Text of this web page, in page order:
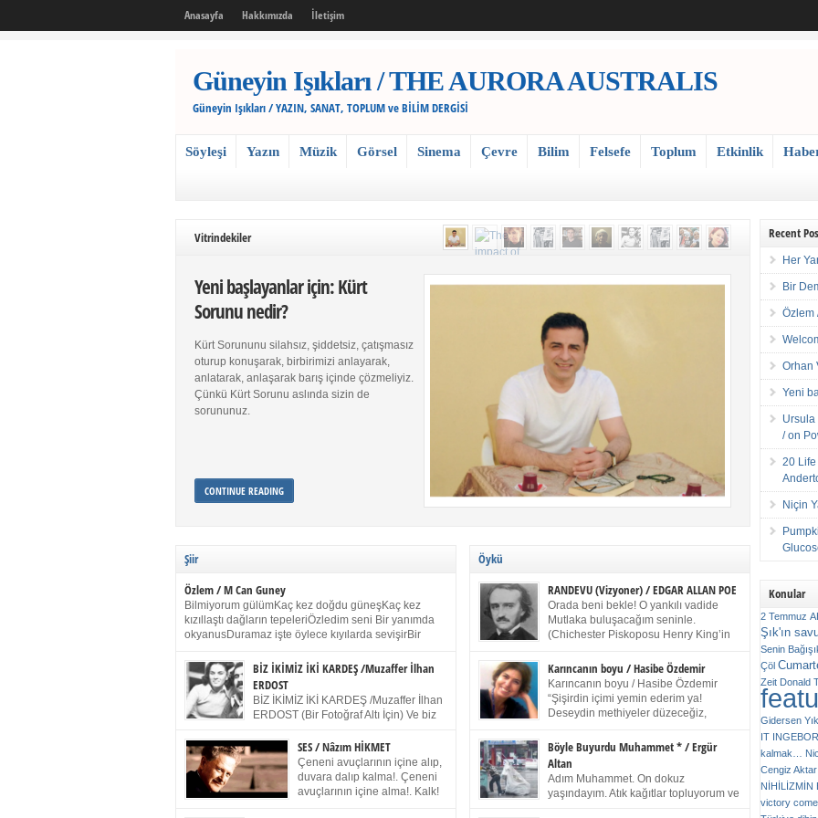
Anasayfa Hakkımızda İletişim
Güneyin Işıkları / THE AURORA AUSTRALIS
Güneyin Işıkları / YAZIN, SANAT, TOPLUM ve BİLİM DERGİSİ
Söyleşi Yazın Müzik Görsel Sinema Çevre Bilim Felsefe Toplum Etkinlik
Vitrindekiler
Yeni başlayanlar için: Kürt
Sorunu nedir?
Kürt Sorununu silahsız, şiddetsiz, çatışmasız
oturup konuşarak, birbirimizi anlayarak,
anlatarak, anlaşarak barış içinde çözmeliyiz.
Çünkü Kürt Sorunu aslında sizin de
sorununuz.
CONTINUE READING
Şiir
Özlem / M Can Guney
Bilmiyorum gülümKaç kez doğdu güneşKaç kez
kızıllaştı dağların tepeleriÖzledim seni Bir yanımda
okyanusDuramaz işte öylece kıyılarda sevişirBir
dururSokulur yalnızlığıma kokun olur Gözlerim bir
buruk gülümsemeDudağımda buğusu
öpüşlerinGeceler boyuÖzledim seni 2004 Haziran
Sydney / Toplumsal Kaynak / Memduh Güney
BİZ İKİMİZ İKİ KARDEŞ /Muzaffer İlhan
ERDOST
BİZ İKİMİZ İKİ KARDEŞ /Muzaffer İlhan
ERDOST (Bir Fotoğraf Altı İçin) Ve biz
Duracağız Fotoğrafımızda durduğumuz gibi Benim
ellerimde kelepçe Yüzümde yapay bir gülüş
(Kelepçeyi yadırgamanın gülüşü belki İlk kez olduğu
için Sonra alıştım Ve unuttum sonra kelepçeyi
SES / Nâzım HİKMET
Çeneni avuçlarının içine alıp,
duvara dalıp kalma!. Çeneni
avuçlarının içine alma!. Kalk!
Öykü
RANDEVU (Vizyoner) / EDGAR ALLAN POE
Orada beni bekle! O yankılı vadide
Mutlaka buluşacağım seninle.
(Chichester Piskoposu Henry King’in
Talihsiz ve gizemli adam! – Sen ki kendi hayal
gücünün parlaklığıyla afalladın, gençliğinin alevleri
arasına düştün! Hayalimde seni tekrar görüyorum!
Bir kez daha önümde duruyor siluetin! – Olduğun –
ah olduğun gibi değil soğuk vadide ve gölgelerin […]
Karıncanın boyu / Hasibe Özdemir
Karıncanın boyu / Hasibe Özdemir
“Şişirdin içimi yemin ederim ya!
Deseydin methiyeler düzeceğiz,
titriyor. “Sana gel demedim kızım.” diyorum sakince.
“Takıldın peşime madem, ne duyarsan
katlanacaksın.” Bir sigara yakıyor. Başını yana yatırıp,
bezmiş annelerin yılgın bakışıyla süzüyor beni.
Kaşlarımı kaldırıp ona bakıyorum ben de. Pes ediyor.
Böyle Buyurdu Muhammet * / Ergür
Altan
Adım Muhammet. On dokuz
yaşındayım. Atık kağıtlar topluyorum ve
Recent
Her
Bir
Özlem
Orhan
Yeni
Ursula
/ on
20
Niçin
Konular
2 Temmuz
Şık'ın
Senin
Çöl
Zeit Donald
Gidersen
IT
kalmak…
Cengiz Aktar
NİHİLİZMİN
victory